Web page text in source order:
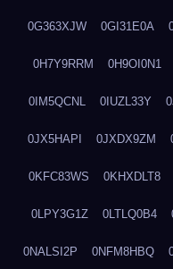
0G363XJW 0GI31E0A
0H7Y9RRM 0H9OI0N1
0IM5QCNL 0IUZL33Y
0JX5HAPI 0JXDX9ZM
0KFC83WS 0KHXDLT8
0LPY3G1Z 0LTLQ0B4
0NALSI2P 0NFM8HBQ